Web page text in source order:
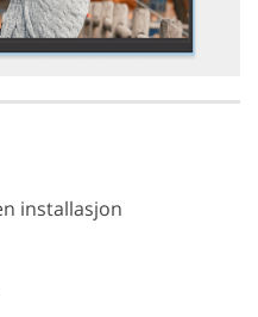
installasjon